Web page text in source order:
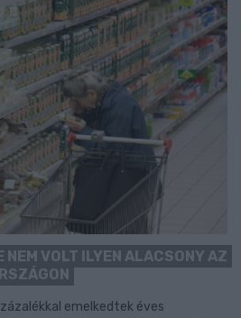
NEM VOLT ILYEN ALACSONY AZ
emelkedtek éves